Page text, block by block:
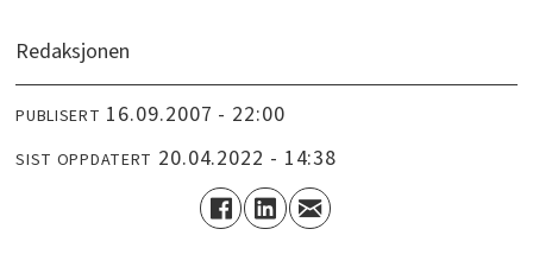
Redaksjonen
PUBLISERT 16.09.2007 - 22:00
SIST OPPDATERT 20.04.2022 - 14:38